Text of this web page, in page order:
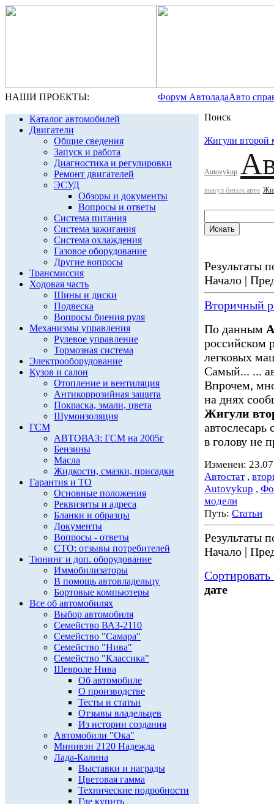
НАШИ ПРОЕКТЫ: Форум АвтоладаАвто
Каталог автомобилей
Двигатели
Общие сведения
Запуск и работа
Диагностика и регулировки
Ремонт двигателей
ЭСУД
Обзоры и документы
Вопросы и ответы
Система питания
Система зажигания
Система охлаждения
Газовое оборудование
Другие вопросы
Трансмиссия
Ходовая часть
Шины и диски
Подвеска
Вопросы биения руля
Механизмы управления
Рулевое управление
Тормозная система
Электрооборудование
Кузов и салон
Отопление и вентиляция
Антикоррозийная защита
Покраска, эмали, цвета
Шумоизоляция
ГСМ
АВТОВАЗ: ГСМ на 2005г
Бензины
Масла
Жидкости, смазки, присадки
Гарантия и ТО
Основные положения
Реквизиты и адреса
Бланки и образцы
Документы
Вопросы - ответы
СТО: отзывы потребителей
Тюнинг и доп. оборудование
Иммобилизаторы
В помощь автовладельцу
Бортовые компьютеры
Все об автомобилях
Выбор автомобиля
Семейство ВАЗ-2110
Семейство "Самара"
Семейство "Нива"
Семейство "Классика"
Шевроле Нива
Об автомобиле
О производстве
Тесты и статьи
Отзывы владельцев
Из истории создания
Автомобили "Ока"
Минивэн 2120 Надежда
Лада-Калина
Выставки и награды
Цветовая гамма
Технические подробности
Где купить
Поиск
Жигули второй
Аutovykup
выкуп битых авто
Результаты
Начало |
Вторичный
По данным
российском
легковых
Самый... ...
Впрочем,
на днях
Жигули
в голову не
Изменен:
Автостат,
Аutovykup ,
модели
Путь: Статьи
Результаты
Начало |
дате